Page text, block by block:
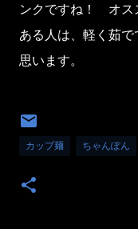
ンクですね！ オス
ある人は、軽く茹
思います。
カップ麺 ちゃんぽん